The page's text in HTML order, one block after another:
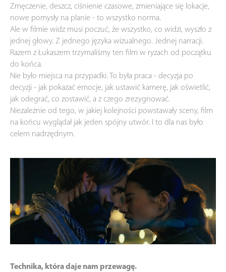
Zmęczenie, deszcz, ciśnienie czasowe, zmieniające się lokacje,
nowe pomysły na planie - to wszystko norma.
Ale w filmie widz musi poczuć, że wszystko, co widzi, wyszło z
jednej głowy. Z jednego języka wizualnego. Jednej narracji.
Razem z Łukaszem trzymaliśmy ten film w ryzach od początku
do końca.
Nie było miejsca na przypadki. To była praca - decyzja po
decyzji - jak pokazać emocje, jak ustawić kamerę, jak oświetlić,
jak odegrać, co zostawić, a z czego zrezygnować.
Niezależnie od tego, w jakiej kolejności powstawały sceny, film
na końcu wyglądał jak jeden spójny utwór. I to dla nas było
celem nadrzędnym.
Technika, która daje nam przewagę.